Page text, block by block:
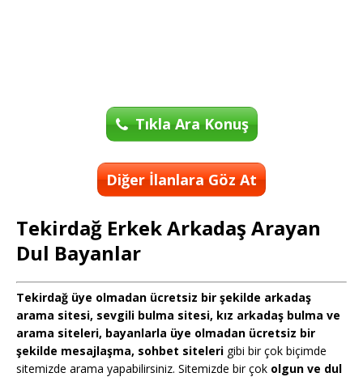
Tıkla Ara Konuş
Diğer İlanlara Göz At
Tekirdağ Erkek Arkadaş Arayan
Dul Bayanlar
Tekirdağ üye olmadan ücretsiz bir şekilde arkadaş
arama sitesi, sevgili bulma sitesi, kız arkadaş bulma ve
arama siteleri, bayanlarla üye olmadan ücretsiz bir
şekilde mesajlaşma, sohbet siteleri gibi bir çok biçimde
sitemizde arama yapabilirsiniz. Sitemizde bir çok olgun ve dul